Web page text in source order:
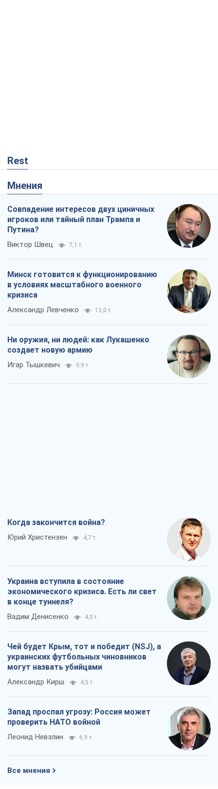
Rest
Мнения
Совпадение интересов двух циничных
игроков или тайный план Трампа и
Путина?
Виктор Швец 7,1 т.
Минск готовится к функционированию
в условиях масштабного военного
кризиса
Александр Левченко 13,0 т.
Ни оружия, ни людей: как Лукашенко
создает новую армию
Игар Тышкевич 9,9 т.
Когда закончится война?
Юрий Христензен 4,7 т.
Украина вступила в состояние
экономического кризиса. Есть ли свет
в конце туннеля?
Вадим Денисенко 4,0 т.
Чей будет Крым, тот и победит (NSJ), а
украинских футбольных чиновников
могут назвать убийцами
Александр Кирш 4,5 т.
Запад проспал угрозу: Россия может
проверить НАТО войной
Леонид Невзлин 6,9 т.
Все мнения